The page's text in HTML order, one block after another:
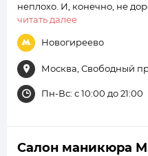
неплохо. И, конечно, не
читать далее
Новогиреево
Москва, Свободный
Пн-Вс: с 10:00 до 21:00
Салон маникюра